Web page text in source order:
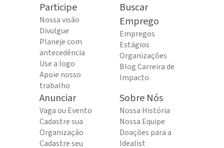
Participe
Nossa visão
Divulgue
Planeje com
antecedência
Use a logo
Apoie nosso
trabalho
Buscar
Emprego
Empregos
Estágios
Organizações
Blog Carreira de
Impacto
Anunciar
Vaga ou Evento
Cadastre sua
Organização
Cadastre seu
Sobre Nós
Nossa História
Nossa Equipe
Doações para a
Idealist